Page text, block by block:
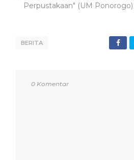
Perpustakaan" (UM Ponorogo)
BERITA
0 Komentar